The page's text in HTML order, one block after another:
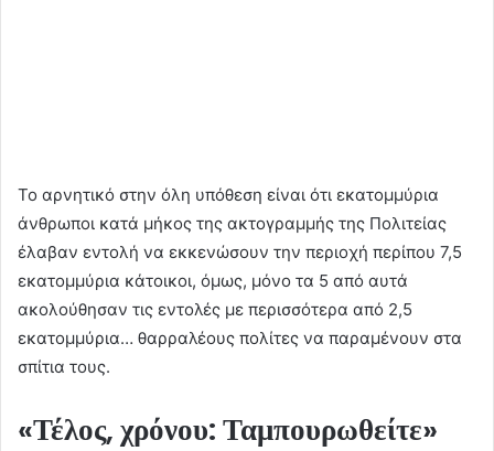
Το αρνητικό στην όλη υπόθεση είναι ότι εκατομμύρια
άνθρωποι κατά μήκος της ακτογραμμής της Πολιτείας
έλαβαν εντολή να εκκενώσουν την περιοχή περίπου 7,5
εκατομμύρια κάτοικοι, όμως, μόνο τα 5 από αυτά
ακολούθησαν τις εντολές με περισσότερα από 2,5
εκατομμύρια… θαρραλέους πολίτες να παραμένουν στα
σπίτια τους.
«Τέλος, χρόνου: Ταμπουρωθείτε»